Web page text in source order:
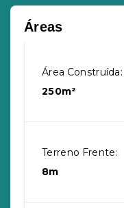
Áreas
Área Construída:
250m²
Terreno Frente:
8m